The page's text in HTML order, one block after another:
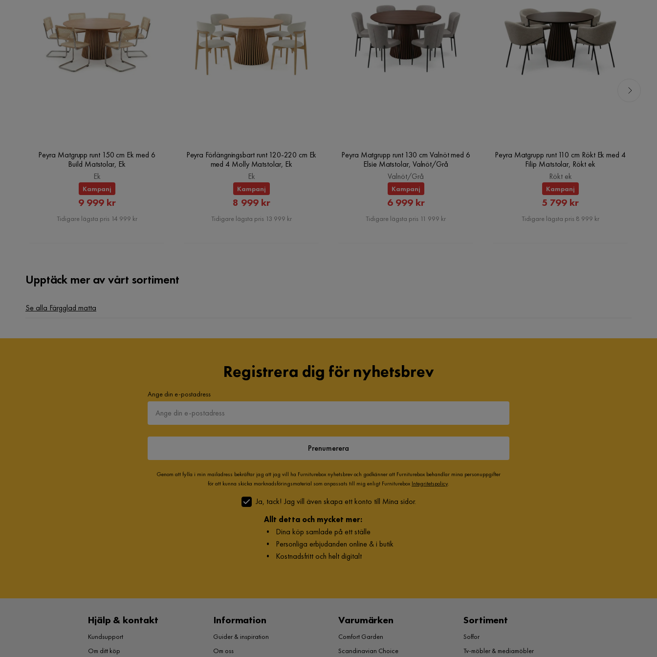
Peyra Matgrupp runt 150 cm Ek med 6
Build Matstolar, Ek
Ek
Kampanj
Rabatterat
Pris
9 999 kr
Tidigare lägsta pris 14 999 kr
Peyra Förlängningsbart runt 120-220 cm Ek
med 4 Molly Matstolar, Ek
Ek
Kampanj
Rabatterat
Pris
8 999 kr
Tidigare lägsta pris 13 999 kr
Peyra Matgrupp runt 130 cm Valnöt med 6
Elsie Matstolar, Valnöt/Grå
Valnöt/Grå
Kampanj
Rabatterat
Pris
6 999 kr
Tidigare lägsta pris 11 999 kr
Peyra Matgrupp runt 110 cm Rökt Ek med 4
Filip Matstolar, Rökt ek
Rökt ek
Kampanj
Rabatterat
Pris
5 799 kr
Tidigare lägsta pris 8 999 kr
Upptäck mer av vårt sortiment
Se alla Färgglad matta
Registrera dig för nyhetsbrev
Ange din e-postadress
Prenumerera
Genom att fylla i min mailadress bekräftar jag att jag vill ha Furniturebox nyhetsbrev och godkänner att Furniturebox behandlar mina personuppgifter
för att kunna skicka marknadsföringsmaterial som anpassats till mig enligt Furniturebox Integritetspolicy.
Ja, tack! Jag vill även skapa ett konto till Mina sidor.
Allt detta och mycket mer:
• Dina köp samlade på ett ställe
• Personliga erbjudanden online & i butik
• Kostnadsfritt och helt digitalt
Hjälp & kontakt
Kundsupport
Om ditt köp
Information
Guider & inspiration
Om oss
Varumärken
Comfort Garden
Scandinavian Choice
Sortiment
Soffor
Tv-möbler & mediamöbler